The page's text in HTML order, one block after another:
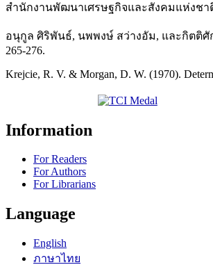
สำนักงานพัฒนาเศรษฐกิจและสังคมแห่งชา
อนุกูล ศิริพันธ์, นพพงษ์ สว่างอัม, และกิตติศั
265-276.
Krejcie, R. V. & Morgan, D. W. (1970).
Information
For Readers
For Authors
For Librarians
Language
English
ภาษาไทย